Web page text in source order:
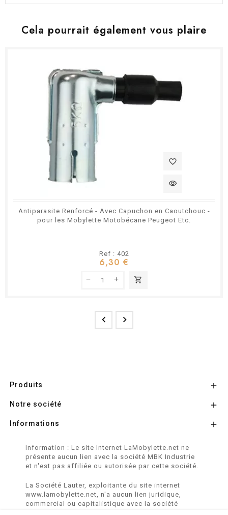
Cela pourrait également vous plaire
favorite_border
visibility
Antiparasite Renforcé - Avec Capuchon en Caoutchouc -
pour les Mobylette Motobécane Peugeot Etc.
Ref : 402
6,30 €
shopping_cart
 
Produits 
Notre société 
Informations 
Information : Le site Internet LaMobylette.net ne
présente aucun lien avec la société MBK Industrie
et n'est pas affiliée ou autorisée par cette société.
La Société Lauter, exploitante du site internet
www.lamobylette.net, n'a aucun lien juridique,
commercial ou capitalistique avec la société